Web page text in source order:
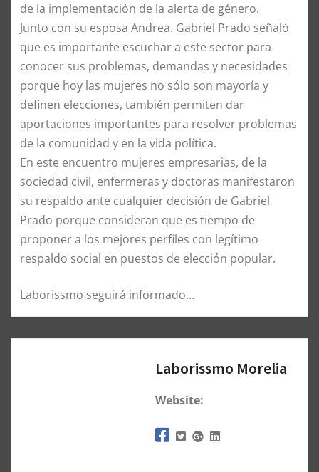
de la implementación de la alerta de género.
Junto con su esposa Andrea. Gabriel Prado señaló
que es importante escuchar a este sector para
conocer sus problemas, demandas y necesidades
porque hoy las mujeres no sólo son mayoría y
definen elecciones, también permiten dar
aportaciones importantes para resolver problemas
de la comunidad y en la vida política.
En este encuentro mujeres empresarias, de la
sociedad civil, enfermeras y doctoras manifestaron
su respaldo ante cualquier decisión de Gabriel
Prado porque consideran que es tiempo de
proponer a los mejores perfiles con legítimo
respaldo social en puestos de elección popular.
Laborissmo seguirá informado…
Laborissmo Morelia
Website: